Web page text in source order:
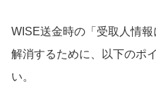
WISE送金時の「受取人情
解消するために、以下のポ
い。